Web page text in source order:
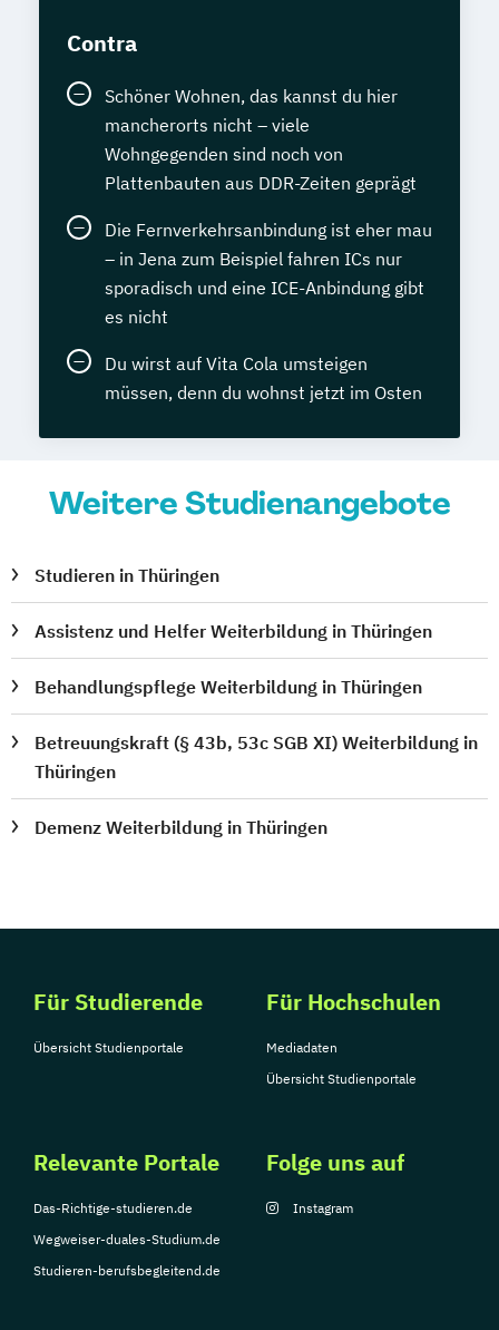
Contra
Schöner Wohnen, das kannst du hier
mancherorts nicht – viele
Wohngegenden sind noch von
Plattenbauten aus DDR-Zeiten geprägt
Die Fernverkehrsanbindung ist eher mau
– in Jena zum Beispiel fahren ICs nur
sporadisch und eine ICE-Anbindung gibt
es nicht
Du wirst auf Vita Cola umsteigen
müssen, denn du wohnst jetzt im Osten
Weitere Studienangebote
Studieren in Thüringen
Assistenz und Helfer Weiterbildung in Thüringen
Behandlungspflege Weiterbildung in Thüringen
Betreuungskraft (§ 43b, 53c SGB XI) Weiterbildung in
Thüringen
Demenz Weiterbildung in Thüringen
Für Studierende
Übersicht Studienportale
Für Hochschulen
Mediadaten
Übersicht Studienportale
Relevante Portale
Das-Richtige-studieren.de
Wegweiser-duales-Studium.de
Studieren-berufsbegleitend.de
Folge uns auf
Instagram